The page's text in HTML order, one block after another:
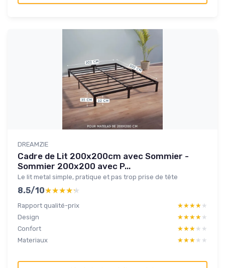
DREAMZIE
Cadre de Lit 200x200cm avec Sommier -
Sommier 200x200 avec P...
Le lit metal simple, pratique et pas trop prise de tête
8.5/10★★★★★
★★★★★
Rapport qualité-prix ★★★★★
★★★★★
Design
★★★★★
★★★★★
Confort
★★★★★
★★★★★
Materiaux
★★★★★
★★★★★